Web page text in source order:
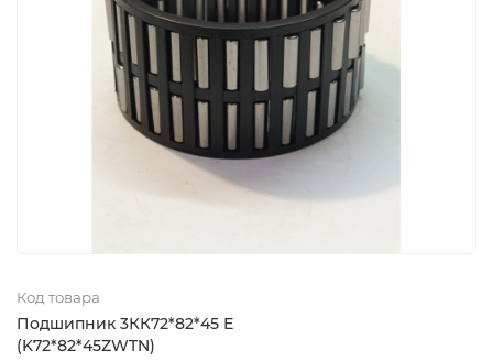
Код товара
Подшипник 3КК72*82*45 Е
(K72*82*45ZWTN)